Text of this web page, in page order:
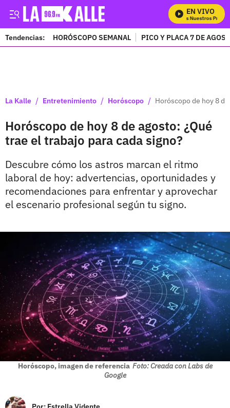
EN VIVO
Mira Todos Nuestros
Tendencias: HORÓSCOPO SEMANAL PICO Y PLACA 7 DE
La Kalle / Entretenimiento / Horóscopo / Horóscopo de hoy 8
Horóscopo de hoy 8 de agosto: ¿Qué
trae el trabajo para cada signo?
Descubre cómo los astros marcan el ritmo
laboral de hoy: advertencias, oportunidades y
recomendaciones para enfrentar y aprovechar
el escenario profesional según tu signo.
Horóscopo, imagen de referencia Foto: Creada con Labs de
Google